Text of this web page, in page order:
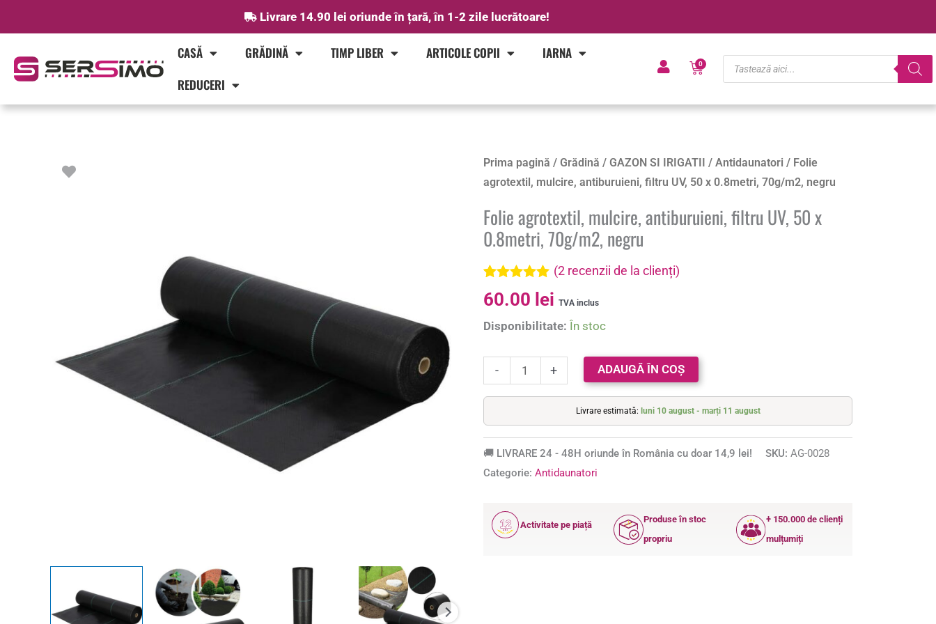
Livrare 14.90 lei oriunde în țară, în 1-2 zile lucrătoare!
CASĂ GRĂDINĂ TIMP LIBER ARTICOLE COPII
IARNA
REDUCERI
0
Cart
Products
search
Prima pagină /Grădină /GAZON SI IRIGATII /Antidaunatori / Folie
agrotextil, mulcire, antiburuieni, filtru UV, 50 x 0.8metri, 70g/m2, negru
Folie agrotextil, mulcire, antiburuieni, filtru UV, 50 x
0.8metri, 70g/m2, negru
Evaluat la
5.00din 5 pe
2
evaluări de
(2 recenzii de la clienți)
60.00 lei TVA inclus
Disponibilitate: În stoc
-
Cantitate
Folie
mulcire,
antiburuieni,
UV,
50
x
70g/m2,
+ ADAUGĂ ÎN COȘ
Livrare estimată: luni 10 august - marți 11 august
🚚 LIVRARE 24 - 48H oriunde în România cu doar 14,9 lei! SKU:AG-0028
Categorie:Antidaunatori
12
ANI
Activitate pe piață
Produse în stoc
propriu
+ 150.000 de clienți
mulțumiți